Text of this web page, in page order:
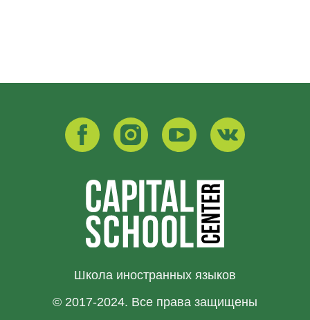
Школа иностранных языков
© 2017-2024. Все права защищены